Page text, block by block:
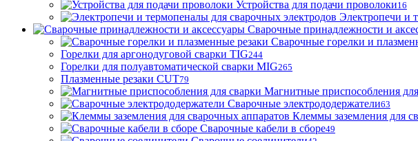
Устройства для подачи проволоки16
Электропечи и
Сварочные принадлежности и
Сварочные горелки и
Горелки для аргонодуговой сварки TIG244
Горелки для полуавтоматической сварки MIG265
Плазменные резаки CUT79
Магнитные приспособления
Сварочные электрододержатели63
Клеммы заземления для
Сварочные кабели в сборе49